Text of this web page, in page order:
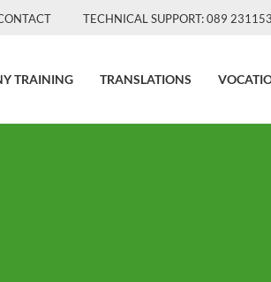
TECHNICAL SUPPORT: 089
TRAINING TRANSLATIONS